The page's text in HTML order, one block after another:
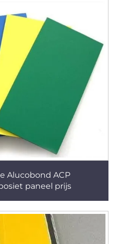
Alucobond ACP
paneel prijs